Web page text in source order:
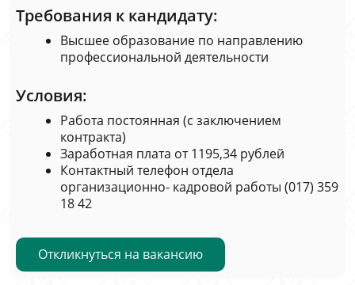
Требования к кандидату:
Высшее образование по направлению
профессиональной деятельности
Условия:
Работа постоянная (с заключением
контракта)
Заработная плата от 1195,34 рублей
Контактный телефон отдела
организационно- кадровой работы (017) 359
18 42
Откликнуться на вакансию